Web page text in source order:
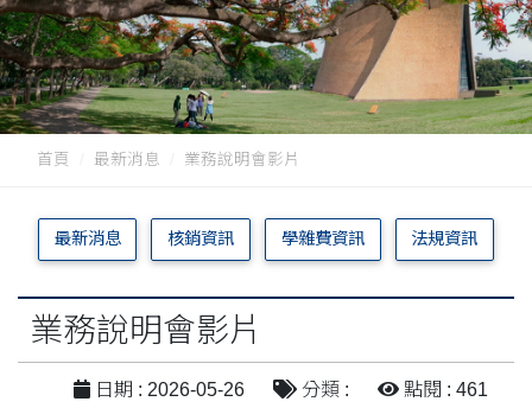
首頁 最新消息 業務說明會影片
最新消息 核銷資訊 學雜費資訊 法規資訊
業務說明會影片
日期 : 2026-05-26 分類 : 點閱 : 461